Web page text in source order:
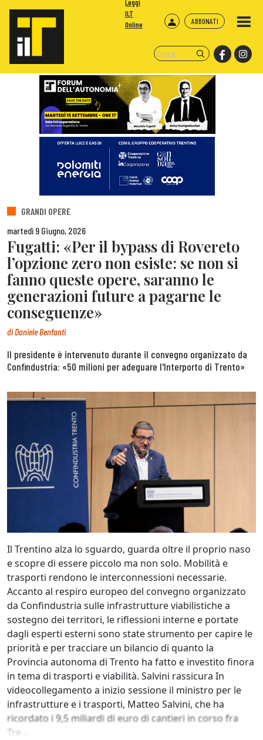
ABBONATI
Leggi
ILT
Online
GRANDI OPERE
martedì 9 Giugno, 2026
Fugatti: «Per il bypass di Rovereto
l’opzione zero non esiste: se non si
fanno queste opere, saranno le
generazioni future a pagarne le
conseguenze»
diDaniele Benfanti
Il presidente è intervenuto durante il convegno organizzato da
Confindustria: «50 milioni per adeguare l'Interporto di Trento»
Il Trentino alza lo sguardo, guarda oltre il proprio naso
e scopre di essere piccolo ma non solo. Mobilità e
trasporti rendono le interconnessioni necessarie.
Accanto al respiro europeo del convegno organizzato
da Confindustria sulle infrastrutture viabilistiche a
sostegno dei territori, le riflessioni interne e portate
dagli esperti esterni sono state strumento per capire le
priorità e per tracciare un bilancio di quanto la
Provincia autonoma di Trento ha fatto e investito finora
in tema di trasporti e viabilità. Salvini rassicura In
videocollegamento a inizio sessione il ministro per le
infrastrutture e i trasporti, Matteo Salvini, che ha
ricordato i 9,5 miliardi di euro di cantieri in corso fra
Tre...